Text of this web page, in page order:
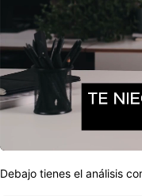
Debajo tienes el análisis